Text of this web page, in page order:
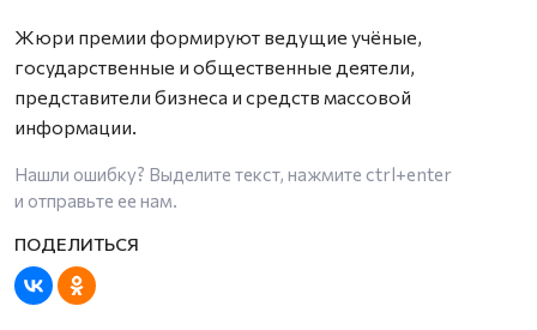
Жюри премии формируют ведущие учёные,
государственные и общественные деятели,
представители бизнеса и средств массовой
информации.
Нашли ошибку? Выделите текст, нажмите ctrl+enter
и отправьте ее нам.